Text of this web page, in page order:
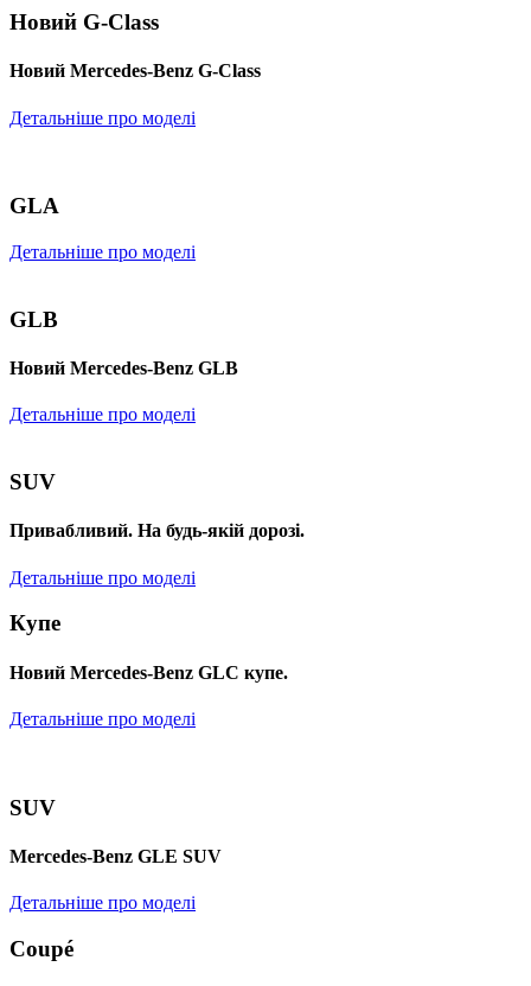
Новий G-Class
Новий Mercedes-Benz G-Class
Детальніше про моделі
GLA
Детальніше про моделі
GLB
Новий Mercedes-Benz GLB
Детальніше про моделі
SUV
Привабливий. На будь-якій дорозі.
Детальніше про моделі
Купе
Новий Mercedes-Benz GLС купе.
Детальніше про моделі
SUV
Mercedes-Benz GLE SUV
Детальніше про моделі
Coupé